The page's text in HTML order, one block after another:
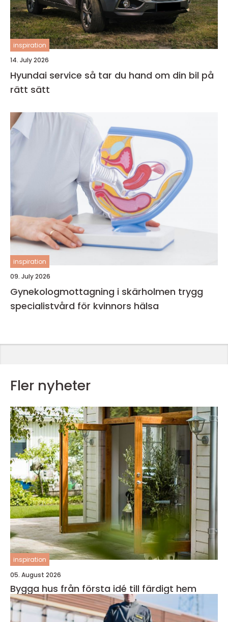
inspiration
14. July 2026
Hyundai service så tar du hand om din bil på
rätt sätt
inspiration
09. July 2026
Gynekologmottagning i skärholmen trygg
specialistvård för kvinnors hälsa
Fler nyheter
inspiration
05. August 2026
Bygga hus från första idé till färdigt hem